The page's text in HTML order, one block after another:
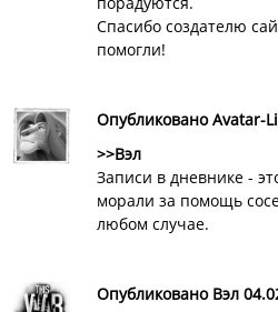
Спасибо создателю
помогли!
Опубликовано Avatar-
>>Вэл
Записи в дневнике -
морали за помощь
любом случае.
Опубликовано Вэл